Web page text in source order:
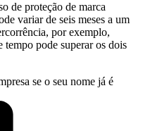
de proteção de marca
variar de seis meses a um
por exemplo,
tempo pode superar os dois
se o seu nome já é